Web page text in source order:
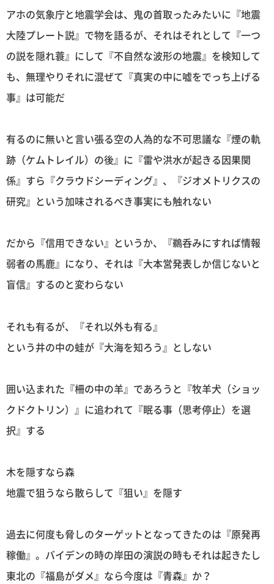
アホの気象庁と地震学会は、鬼の首取ったみたいに『地震
大陸プレート説』で物を語るが、それはそれとして『一つ
の説を隠れ蓑』にして『不自然な波形の地震』を検知して
も、無理やりそれに混ぜて『真実の中に嘘をでっち上げる
事』は可能だ
有るのに無いと言い張る空の人為的な不可思議な『煙の軌
跡（ケムトレイル）の後』に『雷や洪水が起きる因果関
係』すら『クラウドシーディング』、『ジオメトリクスの
研究』という加味されるべき事実にも触れない
だから『信用できない』というか、『鵜呑みにすれば情報
弱者の馬鹿』になり、それは『大本営発表しか信じないと
盲信』するのと変わらない
それも有るが、『それ以外も有る』
という井の中の蛙が『大海を知ろう』としない
囲い込まれた『柵の中の羊』であろうと『牧羊犬（ショッ
クドクトリン）』に追われて『眠る事（思考停止）を選
択』する
木を隠すなら森
地震で狙うなら散らして『狙い』を隠す
過去に何度も脅しのターゲットとなってきたのは『原発再
稼働』。バイデンの時の岸田の演説の時もそれは起きたし
東北の『福島がダメ』なら今度は『青森』か？